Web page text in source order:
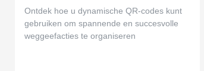
Ontdek hoe u dynamische QR-codes kunt
gebruiken om spannende en succesvolle
weggeefacties te organiseren